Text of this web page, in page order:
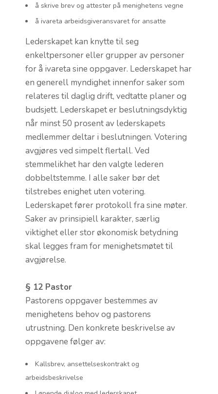
å skrive brev og attester på menighetens vegne
å ivareta arbeidsgiveransvaret for ansatte
Lederskapet kan knytte til seg
enkeltpersoner eller grupper av personer
for å ivareta sine oppgaver. Lederskapet har
en generell myndighet innenfor saker som
relateres til daglig drift, vedtatte planer og
budsjett. Lederskapet er beslutningsdyktig
når minst 50 prosent av lederskapets
medlemmer deltar i beslutningen. Votering
avgjøres ved simpelt flertall. Ved
stemmelikhet har den valgte lederen
dobbeltstemme. I alle saker bør det
tilstrebes enighet uten votering.
Lederskapet fører protokoll fra sine møter.
Saker av prinsipiell karakter, særlig
viktighet eller stor økonomisk betydning
skal legges fram for menighetsmøtet til
avgjørelse.
§ 12 Pastor
Pastorens oppgaver bestemmes av
menighetens behov og pastorens
utrustning. Den konkrete beskrivelse av
oppgavene følger av:
Kallsbrev, ansettelseskontrakt og
arbeidsbeskrivelse